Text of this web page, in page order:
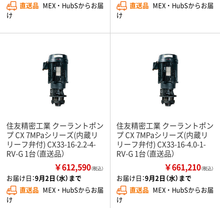
直送品 MEX ・ HubSからお届
け
直送品 MEX ・ HubSからお届
け
住友精密工業 クーラントポン
プ CX 7MPaシリーズ(内蔵リ
リーフ弁付) CX33-16-2.2-4-
RV-G 1台（直送品）
￥612,590（税込）
お届け日：9月2日（水）まで
直送品 MEX ・ HubSからお届
け
住友精密工業 クーラントポン
プ CX 7MPaシリーズ(内蔵リ
リーフ弁付) CX33-16-4.0-1-
RV-G 1台（直送品）
￥661,210（税込）
お届け日：9月2日（水）まで
直送品 MEX ・ HubSからお届
け